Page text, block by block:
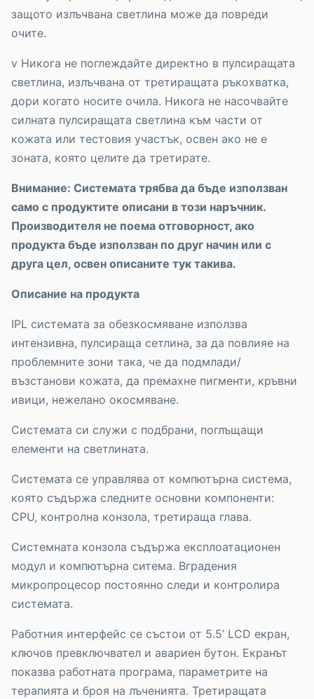
защото излъчвана светлина може да повреди
очите.
v Никога не поглеждайте директно в пулсиращата
светлина, излъчвана от третиращата ръкохватка,
дори когато носите очила. Никога не насочвайте
силната пулсиращата светлина към части от
кожата или тестовия участък, освен ако не е
зоната, която целите да третирате.
Внимание: Системата трябва да бъде използван
само с продуктите описани в този наръчник.
Производителя не поема отговорност, ако
продукта бъде използван по друг начин или с
друга цел, освен описаните тук такива.
Описание на продукта
IPL системата за обезкосмяване използва
интензивна, пулсираща сетлина, за да повлияе на
проблемните зони така, че да подмлади/
възстанови кожата, да премахне пигменти, кръвни
ивици, нежелано окосмяване.
Системата си служи с подбрани, поглъщащи
елементи на светлината.
Системата се управлява от компютърна система,
която съдържа следните основни компоненти:
CPU, контролна конзола, третираща глава.
Системната конзола съдържа експлоатационен
модул и компютърна ситема. Вградения
микропроцесор постоянно следи и контролира
системата.
Работния интерфейс се състои от 5.5’ LCD екран,
ключов превключвател и авариен бутон. Екранът
показва работната програма, параметрите на
терапията и броя на лъченията. Третиращата